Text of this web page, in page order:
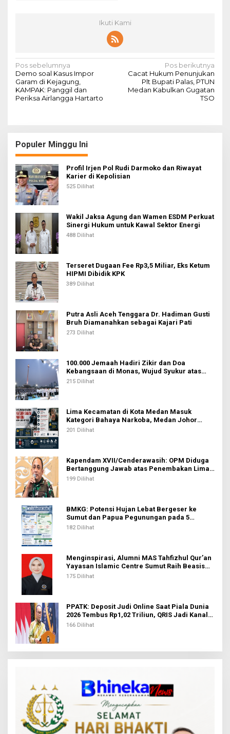
Ikuti Kami
N
a
v
a
s
i
p
o
s
Pos sebelumnya
Demo soal Kasus Impor
Garam di Kejagung,
KAMPAK: Panggil dan
Periksa Airlangga Hartarto
Pos berikutnya
Cacat Hukum Penunjukan
Plt Bupati Palas, PTUN
Medan Kabulkan Gugatan
TSO
Populer Minggu Ini
Profil Irjen Pol Rudi Darmoko dan Riwayat
Karier di Kepolisian
525 Dilihat
Wakil Jaksa Agung dan Wamen ESDM Perkuat
Sinergi Hukum untuk Kawal Sektor Energi
488 Dilihat
Terseret Dugaan Fee Rp3,5 Miliar, Eks Ketum
HIPMI Dibidik KPK
389 Dilihat
Putra Asli Aceh Tenggara Dr. Hadiman Gusti
Bruh Diamanahkan sebagai Kajari Pati
273 Dilihat
100.000 Jemaah Hadiri Zikir dan Doa
Kebangsaan di Monas, Wujud Syukur atas
Kemerdekaan Indonesia
215 Dilihat
Lima Kecamatan di Kota Medan Masuk
Kategori Bahaya Narkoba, Medan Johor
Tertinggi
201 Dilihat
Kapendam XVII/Cenderawasih: OPM Diduga
Bertanggung Jawab atas Penembakan Lima
Pekerja di Tolikara
199 Dilihat
BMKG: Potensi Hujan Lebat Bergeser ke
Sumut dan Papua Pegunungan pada 5
Agustus
182 Dilihat
Menginspirasi, Alumni MAS Tahfizhul Qur’an
Yayasan Islamic Centre Sumut Raih Beasiswa
BIB Kemenag
175 Dilihat
PPATK: Deposit Judi Online Saat Piala Dunia
2026 Tembus Rp1,02 Triliun, QRIS Jadi Kanal
Terbanyak
166 Dilihat